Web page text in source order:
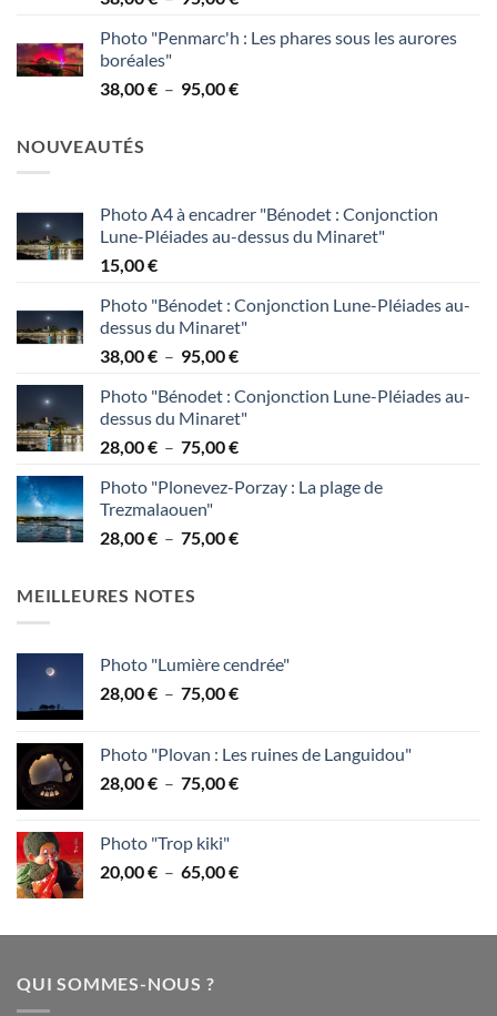
prix :
à
Photo "Penmarc'h : Les phares sous les aurores
boréales"
38,00€ – 95,00€Plage
95,00 €
NOUVEAUTÉS
Photo A4 à encadrer "Bénodet : Conjonction
Lune-Pléiades au-dessus du Minaret"
15,00€
Photo "Bénodet : Conjonction Lune-Pléiades au-
dessus du Minaret"
38,00€ – 95,00€Plage
prix :
38,00 €
à
Photo "Bénodet : Conjonction Lune-Pléiades au-
dessus du Minaret"
28,00€ – 75,00€Plage
prix :
à
Photo "Plonevez-Porzay : La plage de
Trezmalaouen"
28,00€ – 75,00€Plage
MEILLEURES NOTES
Photo "Lumière cendrée"
28,00€ – 75,00€Plage
28,00 €
à
Photo "Plovan : Les ruines de Languidou"
28,00€ – 75,00€Plage
à
Photo "Trop kiki"
20,00€ – 65,00€Plage
20,00 €
QUI SOMMES-NOUS ?